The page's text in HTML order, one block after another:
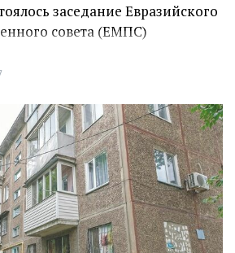
заседание Евразийского
совета (ЕМПС)